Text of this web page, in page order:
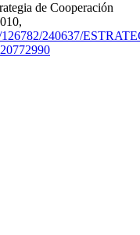
de Cooperación
126782/240637/